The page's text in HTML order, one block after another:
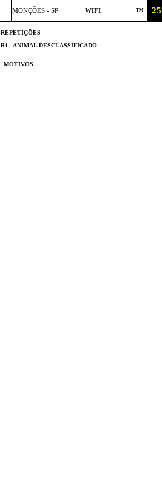
MONÇÕES - SP WIFI TM
REPETIÇÕES
R1 - ANIMAL DESCLASSIFICADO
MOTIVOS